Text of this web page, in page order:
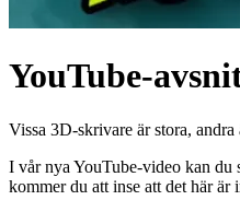
YouTube-
Vissa 3D-skrivare är stora,
I vår nya YouTube-video kan du
kommer du att inse att det här